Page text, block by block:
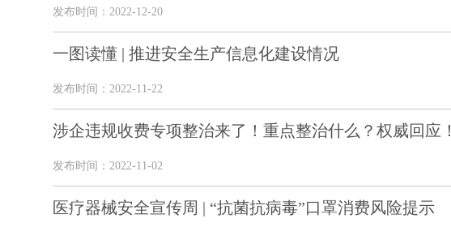
发布时间：2022-12-20
一图读懂 | 推进安全生产信息化建设情况
发布时间：2022-11-22
涉企违规收费专项整治来了！重点整治什么？权威回应！
发布时间：2022-11-02
医疗器械安全宣传周 | “抗菌抗病毒”口罩消费风险提示